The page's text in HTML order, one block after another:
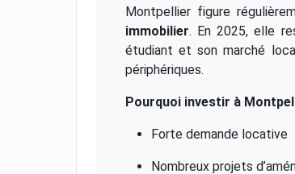
Montpellier figure
immobilier. En 2025, elle
étudiant et son marché
périphériques.
Pourquoi investir à
Forte demande locative
Nombreux projets